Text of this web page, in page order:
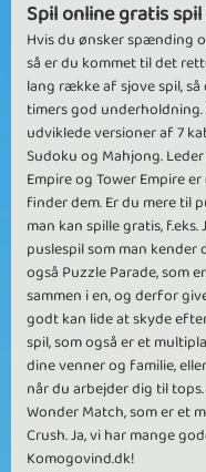
Spil online gratis
Hvis du ønsker spænding
så er du kommet til det
lang række af sjove spil,
timers god underholdning.
udviklede versioner af 7
Sudoku og Mahjong.
Empire og Tower Empire
finder dem. Er du mere til
man kan spille gratis,
puslespil som man kender
også Puzzle Parade, som
sammen i en, og derfor
godt kan lide at skyde
spil, som også er et
dine venner og familie,
når du arbejder dig til
Wonder Match, som er et
Crush. Ja, vi har mange
Komogovind.dk!